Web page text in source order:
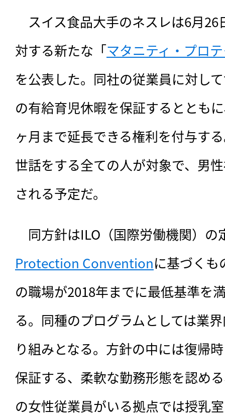
スイス食品大手のネスレは6月26
対する新たな「マタニティ・プロ
を公表した。同社の従業員に対し
の有給育児休暇を保証するととも
ヶ月まで延長できる権利を付与す
世話をする全ての人が対象で、男
される予定だ。
同方針はILO（国際労働機関）の
Protection Conventionに基づくも
の職場が2018年までに最低基準を
る。同種のプログラムとしては業
り組みとなる。方針の中には復帰
保証する、柔軟な勤務形態を認め
の女性従業員がいる拠点では授乳